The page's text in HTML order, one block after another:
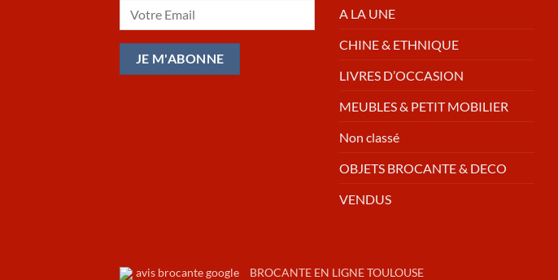
A LA UNE
CHINE & ETHNIQUE
LIVRES D’OCCASION
MEUBLES & PETIT MOBILIER
Non classé
OBJETS BROCANTE & DECO
VENDUS
BROCANTE EN LIGNE TOULOUSE